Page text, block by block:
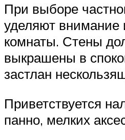
При выборе
уделяют внимание
комнаты. Стены
выкрашены в
застлан
Приветствуется
панно, мелких